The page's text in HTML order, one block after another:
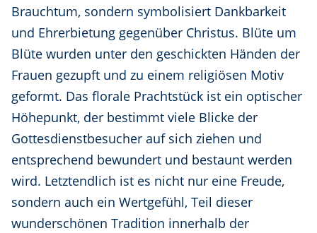
Brauchtum, sondern symbolisiert Dankbarkeit
und Ehrerbietung gegenüber Christus. Blüte um
Blüte wurden unter den geschickten Händen der
Frauen gezupft und zu einem religiösen Motiv
geformt. Das florale Prachtstück ist ein optischer
Höhepunkt, der bestimmt viele Blicke der
Gottesdienstbesucher auf sich ziehen und
entsprechend bewundert und bestaunt werden
wird. Letztendlich ist es nicht nur eine Freude,
sondern auch ein Wertgefühl, Teil dieser
wunderschönen Tradition innerhalb der